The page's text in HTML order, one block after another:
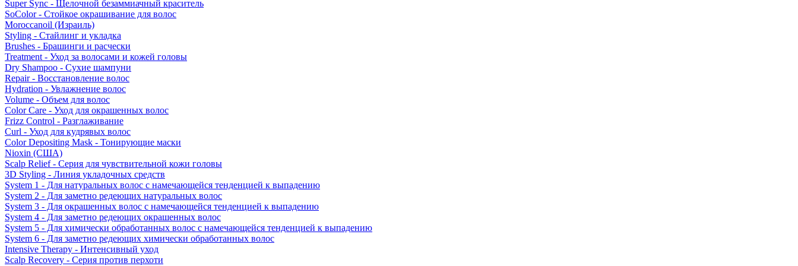
Super Sync - Щелочной безаммиачный краситель
SoColor - Стойкое окрашивание для волос
Moroccanoil (Израиль)
Styling - Стайлинг и укладка
Brushes - Брашинги и расчески
Treatment - Уход за волосами и кожей головы
Dry Shampoo - Сухие шампуни
Repair - Восстановление волос
Hydration - Увлажнение волос
Volume - Объем для волос
Color Care - Уход для окрашенных волос
Frizz Control - Разглаживание
Curl - Уход для кудрявых волос
Color Depositing Mask - Тонирующие маски
Nioxin (США)
Scalp Relief - Серия для чувствительной кожи головы
3D Styling - Линия укладочных средств
System 1 - Для натуральных волос с намечающейся тенденцией к выпадению
System 2 - Для заметно редеющих натуральных волос
System 3 - Для окрашенных волос с намечающейся тенденцией к выпадению
System 4 - Для заметно редеющих окрашенных волос
System 5 - Для химически обработанных волос с намечающейся тенденцией к выпадению
System 6 - Для заметно редеющих химически обработанных волос
Intensive Therapy - Интенсивный уход
Scalp Recovery - Серия против перхоти